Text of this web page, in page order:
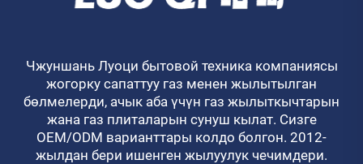
Чжуншань Луоци бытовой техника компаниясы
жогорку сапаттуу газ менен жылытылган
бөлмелерди, ачык аба үчүн газ жылыткычтарын
жана газ плиталарын сунуш кылат. Сизге
OEM/ODM варианттары колдо болгон. 2012-
жылдан бери ишенген жылуулук чечимдери.